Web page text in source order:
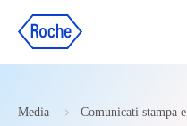
Media Comunicati stampa